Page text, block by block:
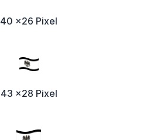
40 x26 Pixel
43 x28 Pixel